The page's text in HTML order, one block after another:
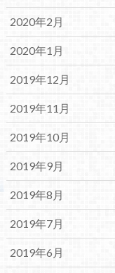
2020年2月
2020年1月
2019年12月
2019年11月
2019年10月
2019年9月
2019年8月
2019年7月
2019年6月